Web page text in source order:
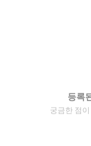
등록
궁금한 점